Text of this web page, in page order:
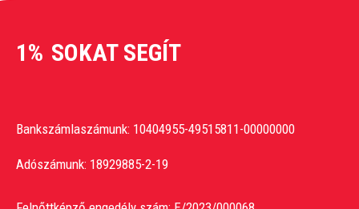
1% SOKAT SEGÍT
Bankszámlaszámunk: 10404955-49515811-00000000
Adószámunk: 18929885-2-19